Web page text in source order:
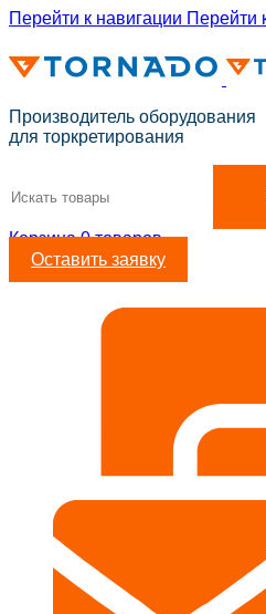
Перейти к навигации Перейти
Производитель оборудования
для торкретирования
Корзина0товаров
Оставить заявку